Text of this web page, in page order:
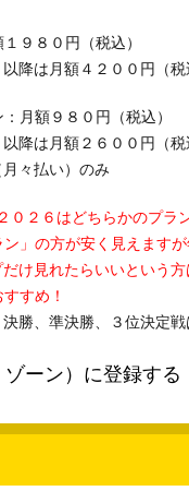
９８０円（税込）
降は月額４２００円（税
月額９８０円（税込）
降は月額２６００円（税
々払い）のみ
０２６はどちらかのプラ
ン」の方が安く見えます
け見れたらいいという
すめ！
勝、準決勝、３位決定戦
ーン）に登録する